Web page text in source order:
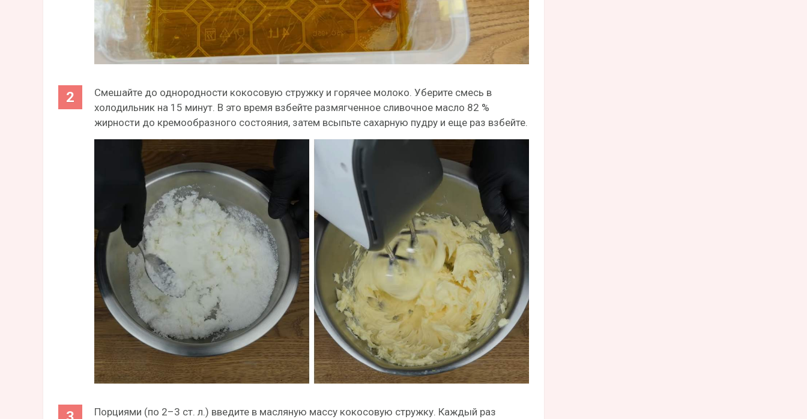
Смешайте до однородности кокосовую стружку и горячее молоко. Уберите смесь в
холодильник на 15 минут. В это время взбейте размягченное сливочное масло 82 %
жирности до кремообразного состояния, затем всыпьте сахарную пудру и еще раз взбейте.
Порциями (по 2–3 ст. л.) введите в масляную массу кокосовую стружку. Каждый раз